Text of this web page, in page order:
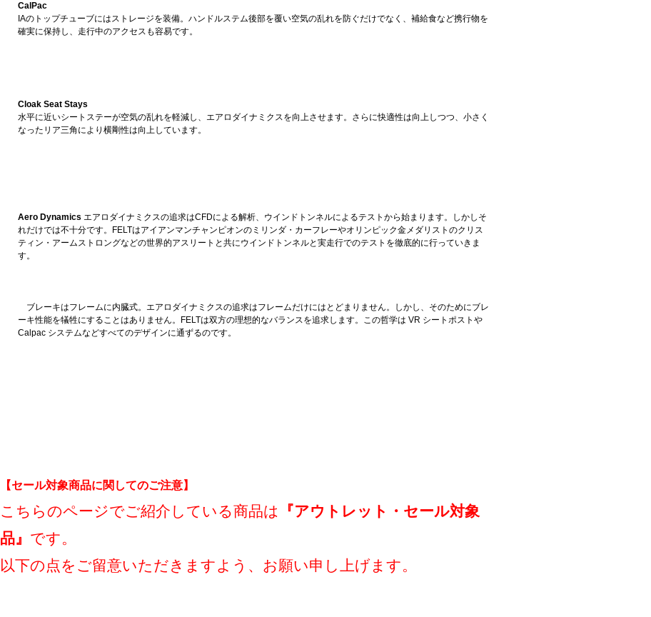
CalPac
IAのトップチューブにはストレージを装備。ハンドルステム後部を覆い空気の乱れを防ぐだけでなく、補給食など携行物を
確実に保持し、走行中のアクセスも容易です。
Cloak Seat Stays
水平に近いシートステーが空気の乱れを軽減し、エアロダイナミクスを向上させます。さらに快適性は向上しつつ、小さく
なったリア三角により横剛性は向上しています。
Aero Dynamics エアロダイナミクスの追求はCFDによる解析、ウインドトンネルによるテストから始まります。しかしそ
れだけでは不十分です。FELTはアイアンマンチャンピオンのミリンダ・カーフレーやオリンピック金メダリストのクリス
ティン・アームストロングなどの世界的アスリートと共にウインドトンネルと実走行でのテストを徹底的に行っていきま
す。
ブレーキはフレームに内臓式。エアロダイナミクスの追求はフレームだけにはとどまりません。しかし、そのためにブレ
ーキ性能を犠牲にすることはありません。FELTは双方の理想的なバランスを追求します。この哲学は VR シートポストや
Calpac システムなどすべてのデザインに通ずるのです。
【セール対象商品に関してのご注意】
こちらのページでご紹介している商品は 『アウトレット・セール対象
品』 です。
以下の点をご留意いただきますよう、お願い申し上げます。